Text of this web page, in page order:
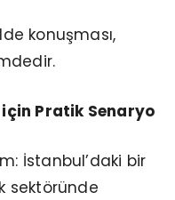
konuşması,
için Pratik Senaryo
İstanbul’daki bir
sektöründe